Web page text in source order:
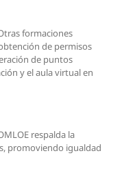
formaciones
de permisos
de puntos
y el aula virtual en
respalda la
promoviendo igualdad